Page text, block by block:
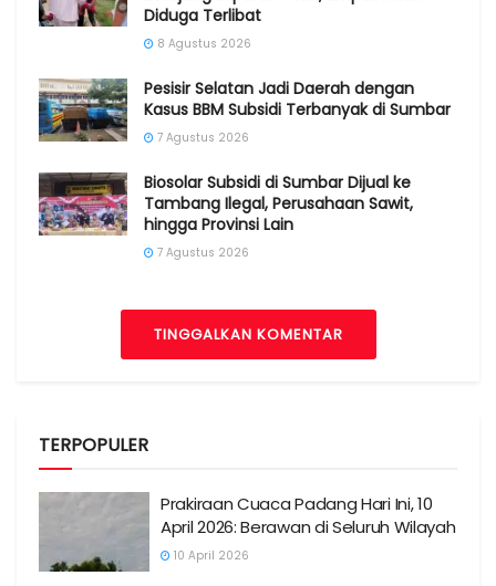
Diduga Terlibat
8 Agustus 2026
Pesisir Selatan Jadi Daerah dengan
Kasus BBM Subsidi Terbanyak di Sumbar
7 Agustus 2026
Biosolar Subsidi di Sumbar Dijual ke
Tambang Ilegal, Perusahaan Sawit,
hingga Provinsi Lain
7 Agustus 2026
TINGGALKAN KOMENTAR
TERPOPULER
Prakiraan Cuaca Padang Hari Ini, 10
April 2026: Berawan di Seluruh Wilayah
10 April 2026